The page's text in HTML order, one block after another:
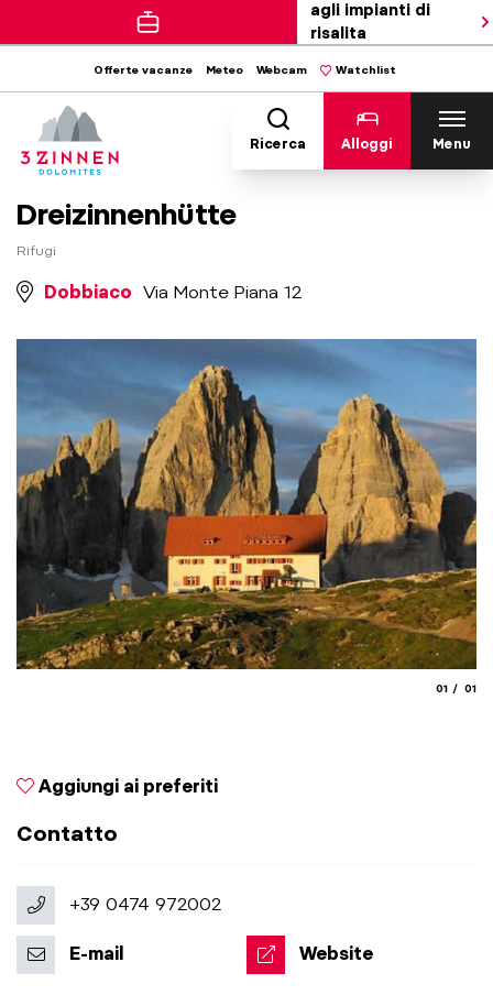
agli impianti di
risalita
Offerte vacanze Meteo Webcam Watchlist
Ricerca Alloggi Menu
Dreizinnenhütte
Rifugi
Dobbiaco Via Monte Piana 12
01 01
Aggiungi ai preferiti
Contatto
+39 0474 972002
E-mail Website